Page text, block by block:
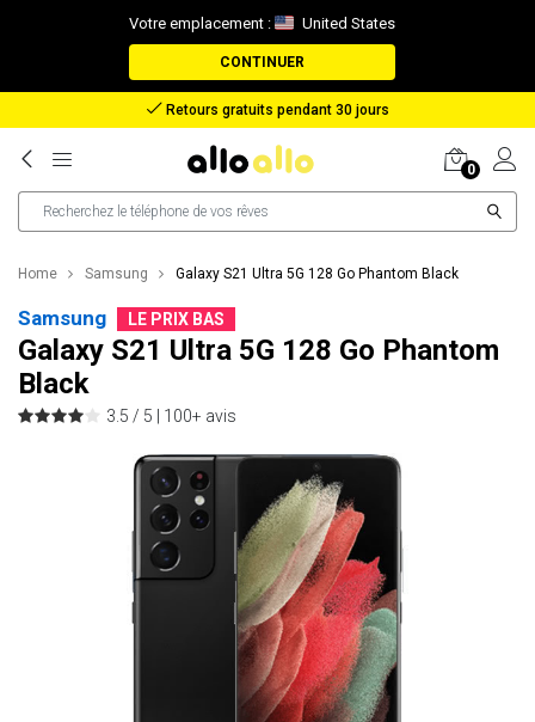
Votre emplacement : United States
CONTINUER
Remboursement en cas de perte de colis
0
Home Samsung Galaxy S21 Ultra 5G 128 Go Phantom Black
Samsung LE PRIX BAS
Galaxy S21 Ultra 5G 128 Go Phantom
Black
3.5 / 5 | 100+ avis